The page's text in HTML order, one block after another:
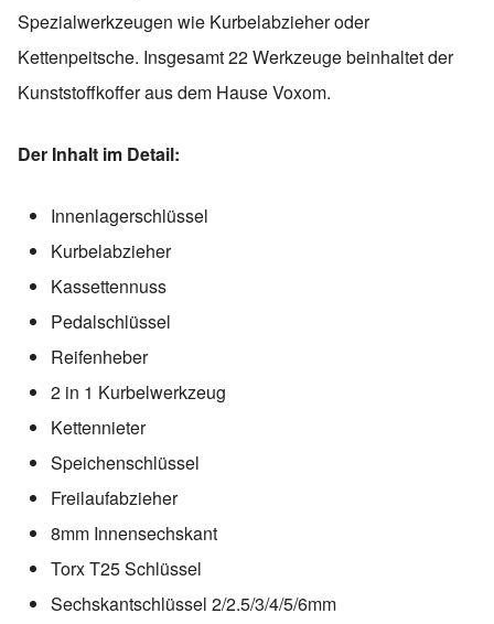
Spezialwerkzeugen wie Kurbelabzieher oder
Kettenpeitsche. Insgesamt 22 Werkzeuge beinhaltet der
Kunststoffkoffer aus dem Hause Voxom.
Der Inhalt im Detail:
Innenlagerschlüssel
Kurbelabzieher
Kassettennuss
Pedalschlüssel
Reifenheber
2 in 1 Kurbelwerkzeug
Kettennieter
Speichenschlüssel
Freilaufabzieher
8mm Innensechskant
Torx T25 Schlüssel
Sechskantschlüssel 2/2.5/3/4/5/6mm